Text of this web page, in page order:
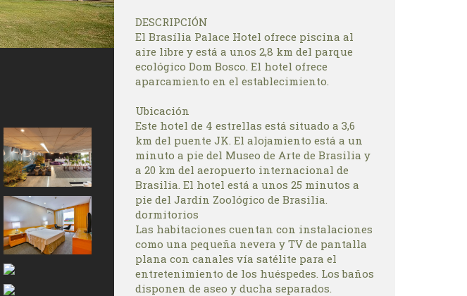
DESCRIPCIÓN
El Brasília Palace Hotel ofrece piscina al
aire libre y está a unos 2,8 km del parque
ecológico Dom Bosco. El hotel ofrece
aparcamiento en el establecimiento.
Ubicación
Este hotel de 4 estrellas está situado a 3,6
km del puente JK. El alojamiento está a un
minuto a pie del Museo de Arte de Brasilia y
a 20 km del aeropuerto internacional de
Brasilia. El hotel está a unos 25 minutos a
pie del Jardín Zoológico de Brasilia.
dormitorios
Las habitaciones cuentan con instalaciones
como una pequeña nevera y TV de pantalla
plana con canales vía satélite para el
entretenimiento de los huéspedes. Los baños
disponen de aseo y ducha separados.